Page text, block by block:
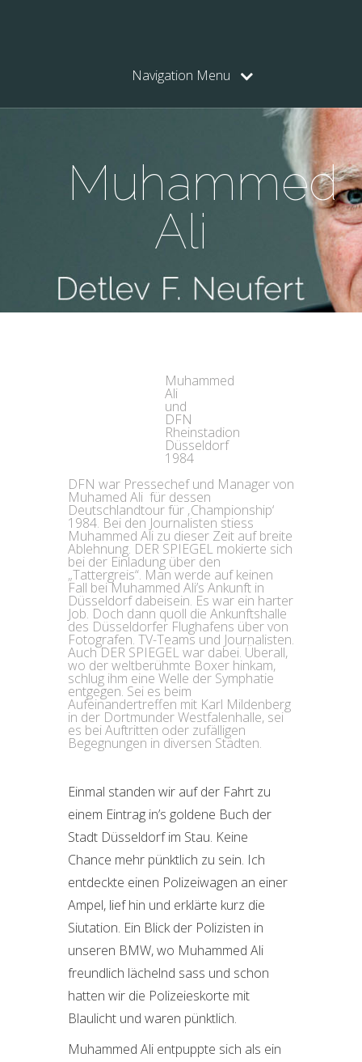
Navigation Menu
Muhammed
Ali
Muhammed
Ali
und
DFN
Rheinstadion
Düsseldorf
1984
DFN war Pressechef und Manager von
Muhamed Ali für dessen
Deutschlandtour für ‚Championship‘
1984. Bei den Journalisten stiess
Muhammed Ali zu dieser Zeit auf breite
Ablehnung. DER SPIEGEL mokierte sich
bei der Einladung über den
„Tattergreis“. Man werde auf keinen
Fall bei Muhammed Ali’s Ankunft in
Düsseldorf dabeisein. Es war ein harter
Job. Doch dann quoll die Ankunftshalle
des Düsseldorfer Flughafens über von
Fotografen. TV-Teams und Journalisten.
Auch DER SPIEGEL war dabei. Überall,
wo der weltberühmte Boxer hinkam,
schlug ihm eine Welle der Symphatie
entgegen. Sei es beim
Aufeinandertreffen mit Karl Mildenberg
in der Dortmunder Westfalenhalle, sei
es bei Auftritten oder zufälligen
Begegnungen in diversen Städten.
Einmal standen wir auf der Fahrt zu
einem Eintrag in’s goldene Buch der
Stadt Düsseldorf im Stau. Keine
Chance mehr pünktlich zu sein. Ich
entdeckte einen Polizeiwagen an einer
Ampel, lief hin und erklärte kurz die
Siutation. Ein Blick der Polizisten in
unseren BMW, wo Muhammed Ali
freundlich lächelnd sass und schon
hatten wir die Polizeieskorte mit
Blaulicht und waren pünktlich.
Muhammed Ali entpuppte sich als ein